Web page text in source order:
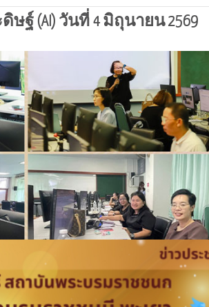
ฐ์ (AI) วันที่ 4 มิถุนายน 2569